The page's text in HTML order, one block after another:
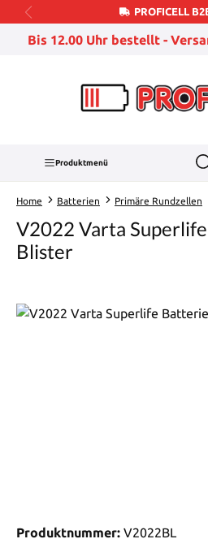
Zum Hauptinhalt springenPROFICELL
Bis 12.00 Uhr bestellt -
Produktmenü
Home Batterien Primäre Rundzellen
V2022 Varta
Blister
Produktnummer: V2022BL